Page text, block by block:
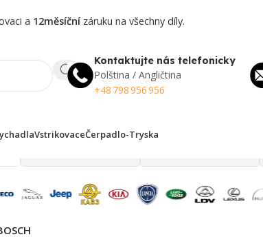
a 12měsíčnízáruku na všechny díly.
Kontaktujte nás telefonicky
Polština / Angličtina
+48 798 956 956
VstrikovaceČerpadlo-Tryska